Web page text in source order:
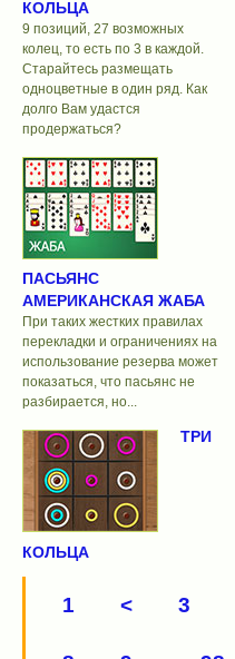
КОЛЬЦА
9 позиций, 27 возможных
колец, то есть по 3 в каждой.
Старайтесь размещать
одноцветные в один ряд. Как
долго Вам удастся
продержаться?
ПАСЬЯНС
АМЕРИКАНСКАЯ ЖАБА
При таких жестких правилах
перекладки и ограничениях на
использование резерва может
показаться, что пасьянс не
разбирается, но...
ТРИ
КОЛЬЦА
1 < 3